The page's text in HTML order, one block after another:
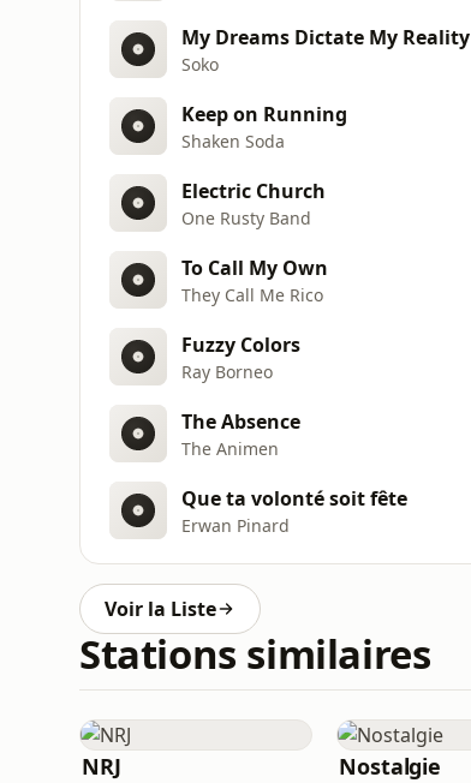
My Dreams Dictate My Reality
Soko
Keep on Running
Shaken Soda
Electric Church
One Rusty Band
To Call My Own
They Call Me Rico
Fuzzy Colors
Ray Borneo
The Absence
The Animen
Que ta volonté soit fête
Erwan Pinard
Voir la Liste
Stations similaires
NRJ Nostalgie